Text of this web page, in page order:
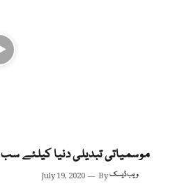
موسمیاتی تبدیلی دنیا کیلئے سب
July 19, 2020 Byویب ڈیسک